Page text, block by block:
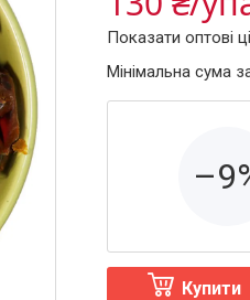
Показати оптові
Мінімальна сума
Купити